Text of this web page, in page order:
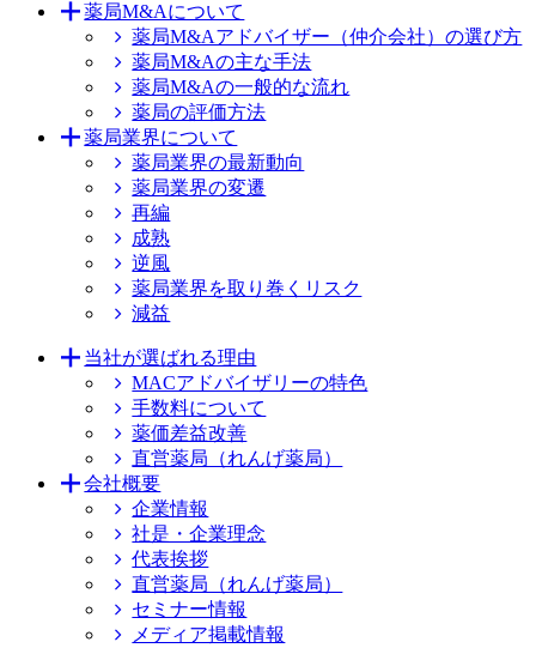
薬局M&Aについて
薬局M&Aアドバイザー（仲介会社）の選び方
薬局M&Aの主な手法
薬局M&Aの一般的な流れ
薬局の評価方法
薬局業界について
薬局業界の最新動向
薬局業界の変遷
再編
成熟
逆風
薬局業界を取り巻くリスク
減益
当社が選ばれる理由
MACアドバイザリーの特色
手数料について
薬価差益改善
直営薬局（れんげ薬局）
会社概要
企業情報
社是・企業理念
代表挨拶
直営薬局（れんげ薬局）
セミナー情報
メディア掲載情報